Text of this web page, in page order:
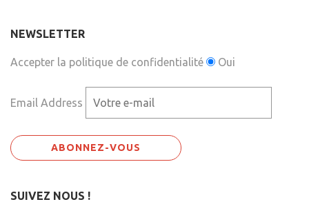
NEWSLETTER
Accepter la politique de confidentialité Oui
Email Address
SUIVEZ NOUS !